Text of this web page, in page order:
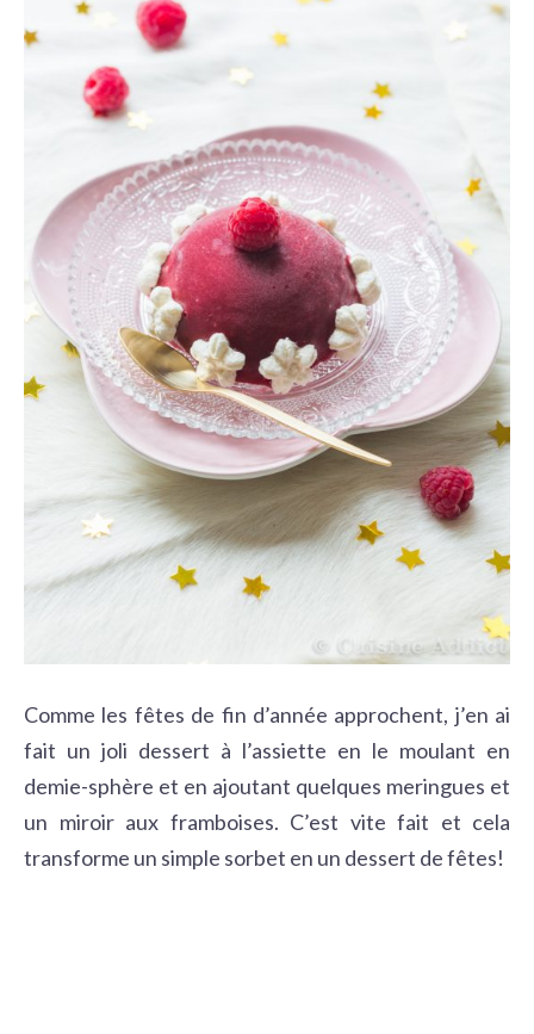
Comme les fêtes de fin d’année approchent, j’en ai
fait un joli dessert à l’assiette en le moulant en
demie-sphère et en ajoutant quelques meringues et
un miroir aux framboises. C’est vite fait et cela
transforme un simple sorbet en un dessert de fêtes!